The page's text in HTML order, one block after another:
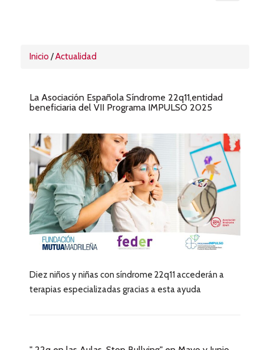
Inicio /Actualidad
La Asociación Española Síndrome 22q11,entidad
beneficiaria del VII Programa IMPULSO 2025
Diez niños y niñas con síndrome 22q11 accederán a
terapias especializadas gracias a esta ayuda